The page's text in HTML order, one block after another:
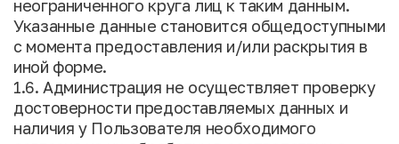
неограниченного круга лиц к таким данным.
Указанные данные становится общедоступными
с момента предоставления и/или раскрытия в
иной форме.
1.6. Администрация не осуществляет проверку
достоверности предоставляемых данных и
наличия у Пользователя необходимого